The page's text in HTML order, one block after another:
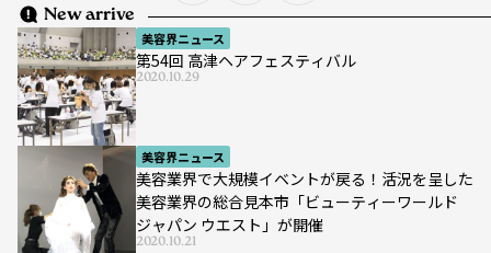
New arrive
美容界ニュース
第54回 高津ヘアフェスティバル
2020.10.29
美容界ニュース
美容業界で大規模イベントが戻る！活況を呈した
美容業界の総合見本市「ビューティーワールド
ジャパン ウエスト」が開催
2020.10.21